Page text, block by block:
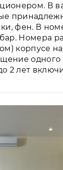
В
фен. В
Номера
корпусе на
одного
2 лет